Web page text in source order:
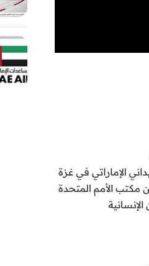
الإماراتي في غزة
مكتب الأمم المتحدة